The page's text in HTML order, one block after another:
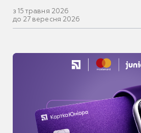
з 15 травня 2026
до 27 вересня 2026